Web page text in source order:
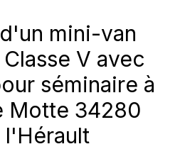
mini-van
V avec
séminaire à
Motte 34280
l'Hérault